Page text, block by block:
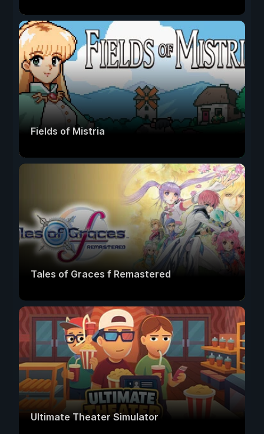
Fields of Mistria
Tales of Graces f Remastered
Ultimate Theater Simulator